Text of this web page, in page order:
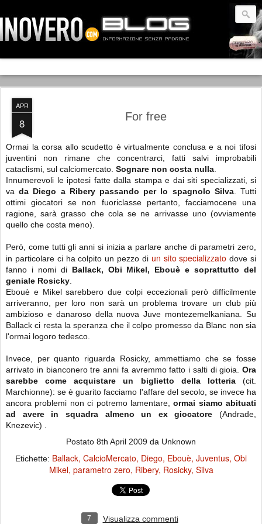
APR
8 For free
Ormai la corsa allo scudetto è virtualmente conclusa e a noi tifosi
juventini non rimane che concentrarci, fatti salvi improbabili
cataclismi, sul calciomercato. Sognare non costa nulla
Innumerevoli le ipotesi fatte dalla stampa e dai siti specializzati, si
vada Diego a Ribery passando per lo spagnolo Silva. Tutti
ottimi giocatori se non fuoriclasse pertanto, facciamocene una
ragione, sarà grasso che cola se ne arrivasse uno (ovviamente
quello che costa meno).
Però, come tutti gli anni si inizia a parlare anche di parametri zero,
in particolare ci ha colpito un pezzo di un sito specializzato dove si
fanno i nomi di Ballack, Obi Mikel, Ebouè e soprattutto del
geniale Rosicky
Ebouè e Mikel sarebbero due colpi eccezionali però difficilmente
arriveranno, per loro non sarà un problema trovare un club più
ambizioso e danaroso della nuova Juve montezemelkaniana. Su
Ballack ci resta la speranza che il colpo promesso da Blanc non sia
l'ormai logoro tedesco.
Invece, per quanto riguarda Rosicky, ammettiamo che se fosse
arrivato in bianconero tre anni fa avremmo fatto i salti di gioia. Ora
sarebbe come acquistare un biglietto della lotteria(cit.
Marchionne): se è guarito facciamo l'affare del secolo, se invece ha
ancora problemi non ci potremo lamentare,ormai siamo abituati
ad avere in squadra almeno un ex giocatore (Andrade,
Knezevic) .
Postato 8th April 2009 da Unknown
Etichette: Ballack CalcioMercato Diego Ebouè Juventus Obi
Mikel parametro zero Ribery Rosicky Silva
7 Visualizza commenti